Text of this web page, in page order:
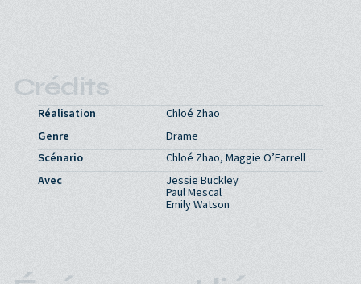
Crédits
Réalisation
Chloé Zhao
Genre
Drame
Scénario
Chloé Zhao, Maggie O’Farrell
Avec
Jessie Buckley
Paul Mescal
Emily Watson